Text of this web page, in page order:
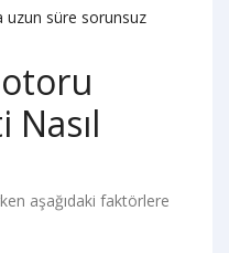
süre sorunsuz
aşağıdaki faktörlere